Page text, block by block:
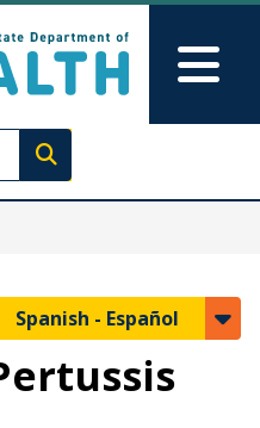
Execute search
Spanish - Español